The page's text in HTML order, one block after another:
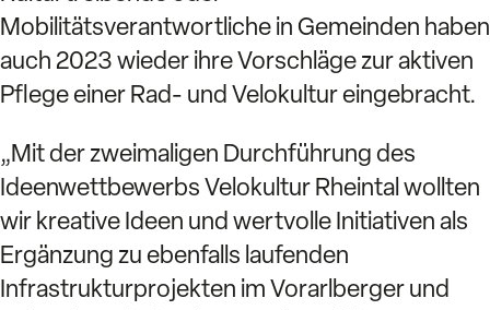
Mobilitätsverantwortliche in Gemeinden haben
auch 2023 wieder ihre Vorschläge zur aktiven
Pflege einer Rad- und Velokultur eingebracht.
„Mit der zweimaligen Durchführung des
Ideenwettbewerbs Velokultur Rheintal wollten
wir kreative Ideen und wertvolle Initiativen als
Ergänzung zu ebenfalls laufenden
Infrastrukturprojekten im Vorarlberger und